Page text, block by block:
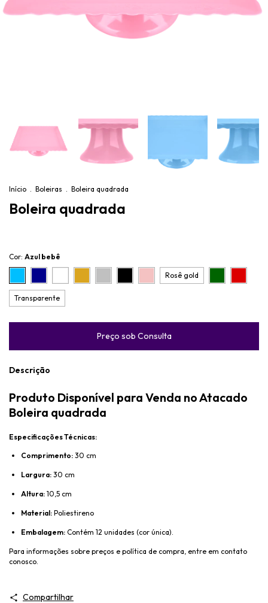
Início . Boleiras . Boleira quadrada
Boleira quadrada
Cor: Azul bebê
Rosê gold
Transparente
Descrição
Produto Disponível para Venda no Atacado
Boleira quadrada
Especificações Técnicas:
Comprimento: 30 cm
Largura: 30 cm
Altura: 10,5 cm
Material: Poliestireno
Embalagem: Contém 12 unidades (cor única).
Para informações sobre preços e política de compra, entre em contato
conosco.
Compartilhar